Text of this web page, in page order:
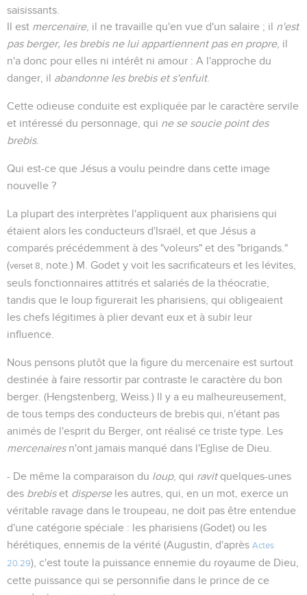
saisissants.
Il est mercenaire, il ne travaille qu'en vue d'un salaire ; il n'est
pas berger, les brebis ne lui appartiennent pas en propre, il
n'a donc pour elles ni intérêt ni amour : A l'approche du
danger, il abandonne les brebis et s'enfuit.
Cette odieuse conduite est expliquée par le caractère servile
et intéressé du personnage, qui ne se soucie point des
brebis.
Qui est-ce que Jésus a voulu peindre dans cette image
nouvelle ?
La plupart des interprètes l'appliquent aux pharisiens qui
étaient alors les conducteurs d'Israël, et que Jésus a
comparés précédemment à des "voleurs" et des "brigands."
(verset 8
, note.) M. Godet y voit les sacrificateurs et les lévites,
seuls fonctionnaires attitrés et salariés de la théocratie,
tandis que le loup figurerait les pharisiens, qui obligeaient
les chefs légitimes à plier devant eux et à subir leur
influence.
Nous pensons plutôt que la figure du mercenaire est surtout
destinée à faire ressortir par contraste le caractère du bon
berger. (Hengstenberg, Weiss.) Il y a eu malheureusement,
de tous temps des conducteurs de brebis qui, n'étant pas
animés de l'esprit du Berger, ont réalisé ce triste type. Les
mercenairesn'ont jamais manqué dans l'Eglise de Dieu.
- De même la comparaison du loup, qui ravitquelques-unes
des brebiset disperseles autres, qui, en un mot, exerce un
véritable ravage dans le troupeau, ne doit pas être entendue
d'une catégorie spéciale : les pharisiens (Godet) ou les
hérétiques, ennemis de la vérité (Augustin, d'après Actes
20.29), c'est toute la puissance ennemie du royaume de Dieu,
cette puissance qui se personnifie dans le prince de ce